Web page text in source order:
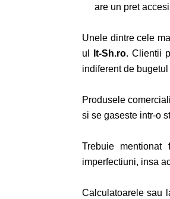
are un pret
Unele dintre cele
ul
It-Sh.ro.Clientii
indiferent de
Produsele
si se gaseste intr-o
Trebuie
imperfectiuni, insa
Calculatoarele sau